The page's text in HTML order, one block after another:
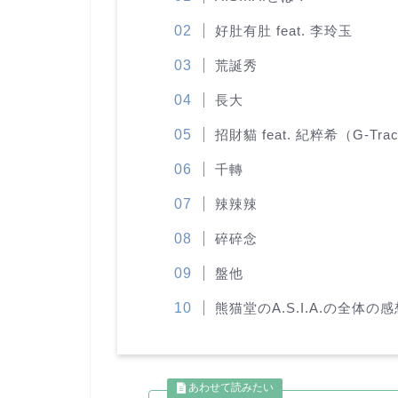
好肚有肚 feat. 李玲玉
荒誕秀
長大
招財貓 feat. 紀粹希（G-
千轉
辣辣辣
碎碎念
盤他
熊猫堂のA.S.I.A.の全体の感